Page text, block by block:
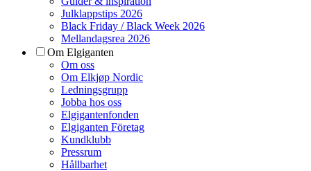
Julklappstips 2026
Black Friday / Black Week 2026
Mellandagsrea 2026
Om Elgiganten
Om oss
Om Elkjøp Nordic
Ledningsgrupp
Jobba hos oss
Elgigantenfonden
Elgiganten Företag
Kundklubb
Pressrum
Hållbarhet